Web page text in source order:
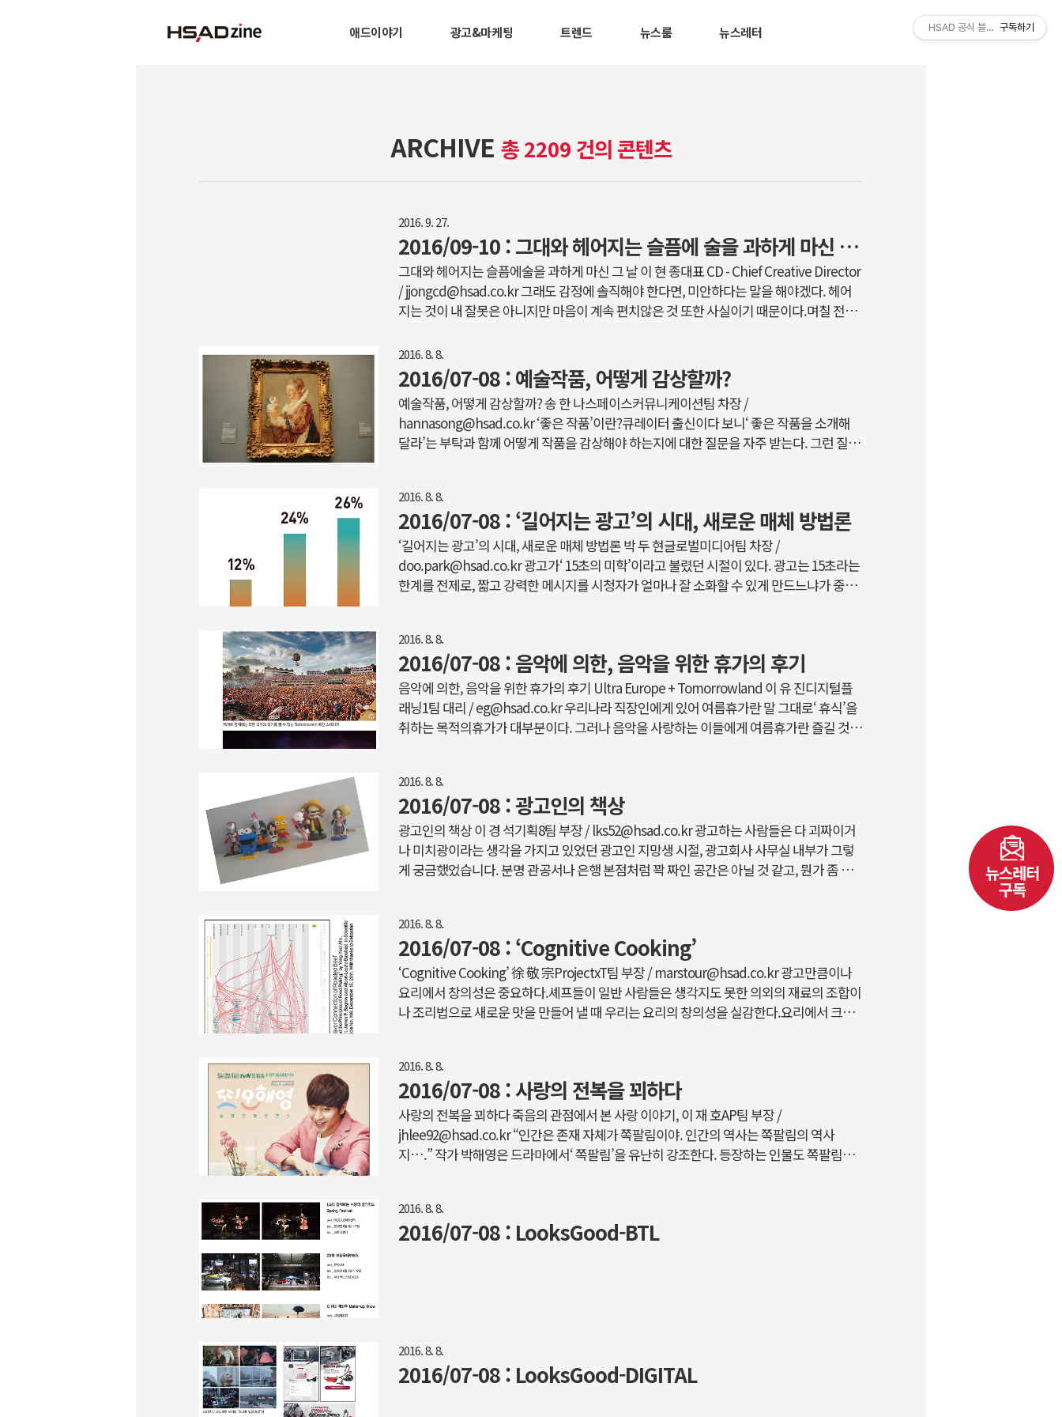
애드이야기 광고&마케팅 트렌드 뉴스룸 뉴스레터
ARCHIVE 총 2209 건의 콘텐츠
2016. 9. 27.
2016/09-10 : 그대와 헤어지는 슬픔에 술을 과하게 마신 그 날
그대와 헤어지는 슬픔에술을 과하게 마신 그 날 이 현 종대표 CD - Chief Creative Director
/ jjongcd@hsad.co.kr 그래도 감정에 솔직해야 한다면, 미안하다는 말을 해야겠다. 헤어
지는 것이 내 잘못은 아니지만 마음이 계속 편치않은 것 또한 사실이기 때문이다.며칠 전엔
리가 안개처럼 밀려왔다. 멜랑콜리는 슬픔과에 속하는 감정이지만 원인이 분명한 슬픔들과
는 갈래가 다르다. 아니 멜랑콜리라는 말은 좀 거창한 것 같기도 하다. 그냥 어둑한 카페에서
취기 오른 여자의 머리 위에 일렁였다 사라지고 또 일렁였다사라지는 조명을 하릴없이 바라
볼 때의 그 허탈한 비애감 같은…. 하루키의 소설 -이 책의 ..
2016. 8. 8.
2016/07-08 : 예술작품, 어떻게 감상할까?
예술작품, 어떻게 감상할까? 송 한 나스페이스커뮤니케이션팀 차장 /
hannasong@hsad.co.kr ‘좋은 작품’이란?큐레이터 출신이다 보니‘ 좋은 작품을 소개해
달라’는 부탁과 함께 어떻게 작품을 감상해야 하는지에 대한 질문을 자주 받는다. 그런 질문
다른 만큼 작품도 과일과 같이 자신의 취향에 따라 판단의 기준이 다르다. 피카소·모네·샤
갈처럼 세계적 거장의 작품이 좋은 작품임은 누구나 안다. 하지만‘ 유명한 작품이기에 좋은
작품’이라는 절대적인 판단은 위험하다.작품의 가치는 작가의 독창적인 예술적 언어를 통
해 얼마나 감..
2016. 8. 8.
2016/07-08 : ‘길어지는 광고’의 시대, 새로운 매체 방법론
‘길어지는 광고’의 시대, 새로운 매체 방법론 박 두 현글로벌미디어팀 차장 /
doo.park@hsad.co.kr 광고가‘ 15초의 미학’이라고 불렸던 시절이 있다. 광고는 15초라는
한계를 전제로, 짧고 강력한 메시지를 시청자가 얼마나 잘 소화할 수 있게 만드느냐가 중요
열했고, 치열한 만큼 업무의 전문영역을 나눠 누구는 영상을, 누구는 메시지를, 누구는 소리
를 책임지고 담당했다. 그리고 그런 과정에서 만들어진 15초의 마스터피스를 널리 알리기
위해 TV매체를 확보하고, 또 연관되는 참여형 온/오프라인 프로모션으로 뻗어 나가는..
2016. 8. 8.
2016/07-08 : 음악에 의한, 음악을 위한 휴가의 후기
음악에 의한, 음악을 위한 휴가의 후기 Ultra Europe + Tomorrowland 이 유 진디지털플
래닝1팀 대리 / eg@hsad.co.kr 우리나라 직장인에게 있어 여름휴가란 말 그대로‘ 휴식’을
취하는 목적의휴가가 대부분이다. 그러나 음악을 사랑하는 이들에게 여름휴가란 즐길 것
페스티벌이 펼쳐진다. 아무래도 여름인 만큼 록과 EDM 장르가 대부분이다. EDM의 본고장
인 유럽 역시 예외가 아니다. 네덜란드 하이네켄 ‘센세이션’을 시작으로 전 세계 곳곳에서 열
리는‘ 울트라’ 페스티벌로 한껏 고조된 축제 열기는 벨기에의‘ 투모..
2016. 8. 8.
2016/07-08 : 광고인의 책상
광고인의 책상 이 경 석기획8팀 부장 / lks52@hsad.co.kr 광고하는 사람들은 다 괴짜이거
나 미치광이라는 생각을 가지고 있었던 광고인 지망생 시절, 광고회사 사무실 내부가 그렇
게 궁금했었습니다. 분명 관공서나 은행 본점처럼 꽉 짜인 공간은 아닐 것 같고, 뭔가 좀 더
상 하나를 발견했습니다. 책상 위에 정말 아무것도 없는, 그 흔한 수첩이나 책, 심지어 연필
도 없는 미니멀 극치를 달리는 하얀 책상이었지요. 그 책상의 주인공은 지금은 광고업에서
한 걸음 비껴서 자신의 이름을 내건 서점을 차린다고 하시는 유명한 카피라이터 출신 ..
2016. 8. 8.
2016/07-08 : ‘Cognitive Cooking’
‘Cognitive Cooking’ 徐 敬 宗ProjectxT팀 부장 / marstour@hsad.co.kr 광고만큼이나
요리에서 창의성은 중요하다.셰프들이 일반 사람들은 생각지도 못한 의외의 재료의 조합이
나 조리법으로 새로운 맛을 만들어 낼 때 우리는 요리의 창의성을 실감한다.요리에서 크리
를 활용한 요리를 생각해보자.‘ 고구마 하면 경험적으로 백김치·물엿·쌀·치즈·시나몬 등
이 꽤나 어울리고, 찌거나 밥에 넣어 먹거나 맛탕·그라탕 정도의 요리를 할 수 있을 것 같다
는 생각이 든다. 레시피를 참고하지 않는다면 대부분 고구마에 대한 과..
2016. 8. 8.
2016/07-08 : 사랑의 전복을 꾀하다
사랑의 전복을 꾀하다 죽음의 관점에서 본 사랑 이야기, 이 재 호AP팀 부장 /
jhlee92@hsad.co.kr “인간은 존재 자체가 쪽팔림이야. 인간의 역사는 쪽팔림의 역사
지….” 작가 박해영은 드라마에서‘ 쪽팔림’을 유난히 강조한다. 등장하는 인물도 쪽팔림을
피당하는 걸 두려워하지 않을 수 있으랴. 하지만 쪽팔림을 피하려는 데에만 집착하게 되면
우리는 많은 것을 희생해야 한다. 낯선 경험에 도전해 보기도 주저할 것이고, 누군가에게 자
2016. 8. 8.
2016/07-08 : LooksGood-BTL
2016. 8. 8.
2016/07-08 : LooksGood-DIGITAL
HSAD 공식 블로그 HSADzine
구독하기